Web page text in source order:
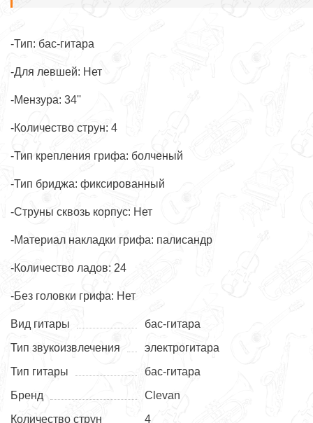
-Тип: бас-гитара
-Для левшей: Нет
-Мензура: 34''
-Количество струн: 4
-Тип крепления грифа: болченый
-Тип бриджа: фиксированный
-Струны сквозь корпус: Нет
-Материал накладки грифа: палисандр
-Количество ладов: 24
-Без головки грифа: Нет
Вид гитары
бас-гитара
Тип звукоизвлечения
электрогитара
Тип гитары
бас-гитара
Бренд
Clevan
Количество струн
4